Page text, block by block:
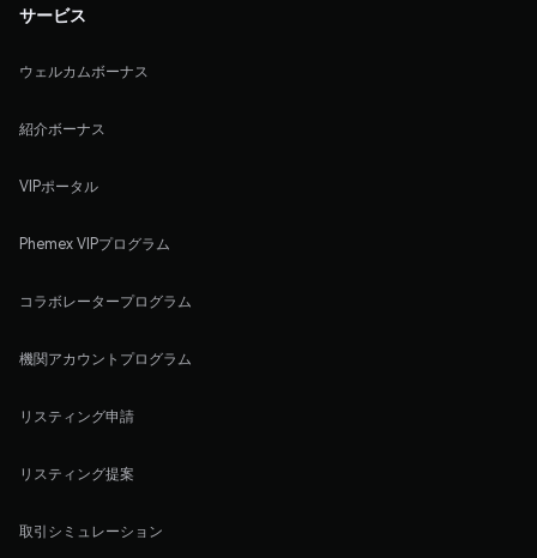
サービス
ウェルカムボーナス
紹介ボーナス
VIPポータル
Phemex VIPプログラム
コラボレータープログラム
機関アカウントプログラム
リスティング申請
リスティング提案
取引シミュレーション